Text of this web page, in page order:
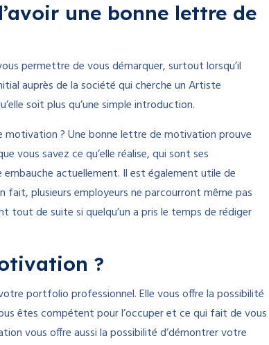
une bonne lettre de
permettre de vous démarquer, surtout lorsqu’il
auprès de la société qui cherche un Artiste
soit plus qu’une simple introduction.
motivation ? Une bonne lettre de motivation prouve
vous savez ce qu’elle réalise, qui sont ses
actuellement. Il est également utile de
plusieurs employeurs ne parcourront même pas
de suite si quelqu’un a pris le temps de rédiger
?
portfolio professionnel. Elle vous offre la possibilité
êtes compétent pour l’occuper et ce qui fait de vous
vous offre aussi la possibilité d’démontrer votre